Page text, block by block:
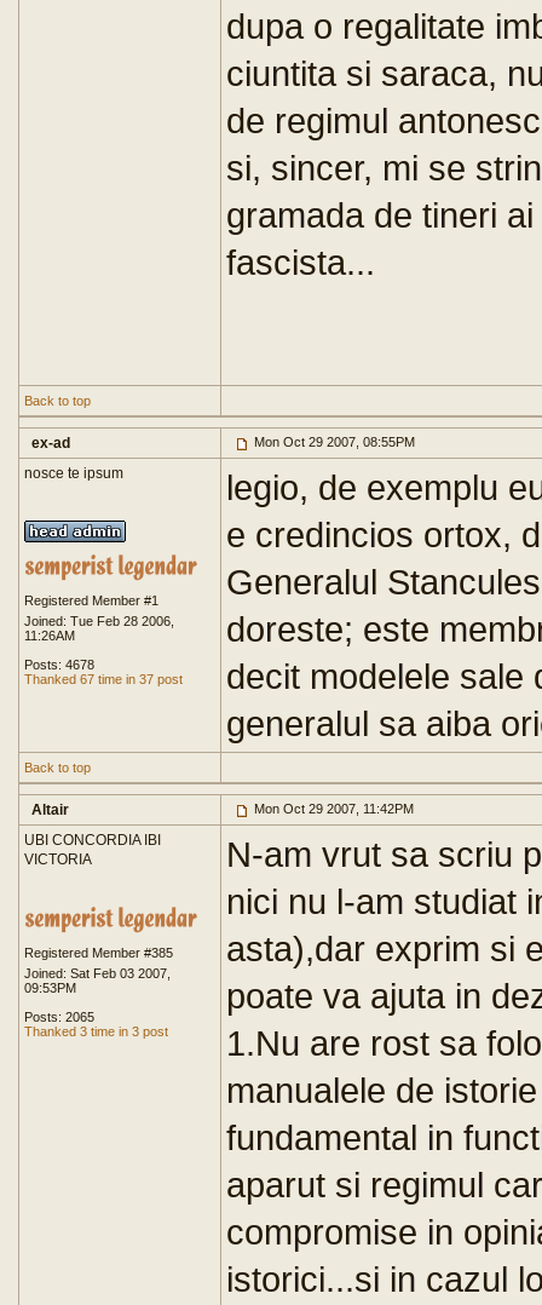
dupa o regalitate
ciuntita si saraca,
de regimul
si, sincer, mi se
gramada de tineri
fascista...
Back to top
ex-ad Mon Oct 29 2007, 08:55PM
nosce te ipsum
Registered Member #1
Joined: Tue Feb 28 2006,
11:26AM
Posts: 4678
Thanked 67 time in 37 post
legio, de exemplu
e credincios ortox,
Generalul
doreste; este
decit modelele sale
generalul sa aiba
Back to top
Altair Mon Oct 29 2007, 11:42PM
UBI CONCORDIA IBI
VICTORIA
Registered Member #385
Joined: Sat Feb 03 2007,
09:53PM
Posts: 2065
Thanked 3 time in 3 post
N-am vrut sa scriu
nici nu l-am studiat
asta),dar exprim si
poate va ajuta in
1.Nu are rost sa
manualele de
fundamental in
aparut si regimul
compromise in
istorici...si in cazul